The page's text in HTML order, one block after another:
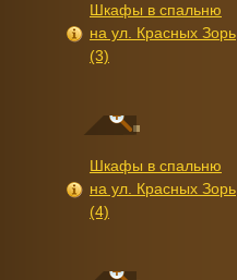
Шкафы в спальню
на ул. Красных Зорь
(3)
Шкафы в спальню
на ул. Красных Зорь
(4)